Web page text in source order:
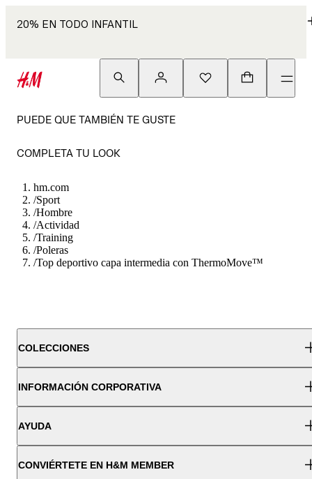
20% EN TODO INFANTIL
PUEDE QUE TAMBIÉN TE GUSTE
COMPLETA TU LOOK
hm.com
/Sport
/Hombre
/Actividad
/Training
/Poleras
/Top deportivo capa intermedia con ThermoMove™
COLECCIONES
INFORMACIÓN CORPORATIVA
AYUDA
CONVIÉRTETE EN H&M MEMBER